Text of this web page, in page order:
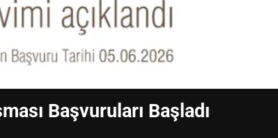
Başvuruları Başladı